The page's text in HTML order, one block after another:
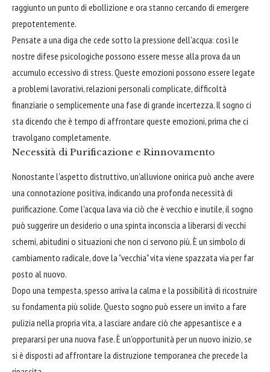
raggiunto un punto di ebollizione e ora stanno cercando di emergere
prepotentemente.
Pensate a una diga che cede sotto la pressione dell'acqua: così le
nostre difese psicologiche possono essere messe alla prova da un
accumulo eccessivo di stress. Queste emozioni possono essere legate
a problemi lavorativi, relazioni personali complicate, difficoltà
finanziarie o semplicemente una fase di grande incertezza. Il sogno ci
sta dicendo che è tempo di affrontare queste emozioni, prima che ci
travolgano completamente.
Necessità di Purificazione e Rinnovamento
Nonostante l'aspetto distruttivo, un'alluvione onirica può anche avere
una connotazione positiva, indicando una profonda necessità di
purificazione. Come l'acqua lava via ciò che è vecchio e inutile, il sogno
può suggerire un desiderio o una spinta inconscia a liberarsi di vecchi
schemi, abitudini o situazioni che non ci servono più. È un simbolo di
cambiamento radicale, dove la "vecchia" vita viene spazzata via per far
posto al nuovo.
Dopo una tempesta, spesso arriva la calma e la possibilità di ricostruire
su fondamenta più solide. Questo sogno può essere un invito a fare
pulizia nella propria vita, a lasciare andare ciò che appesantisce e a
prepararsi per una nuova fase. È un'opportunità per un nuovo inizio, se
si è disposti ad affrontare la distruzione temporanea che precede la